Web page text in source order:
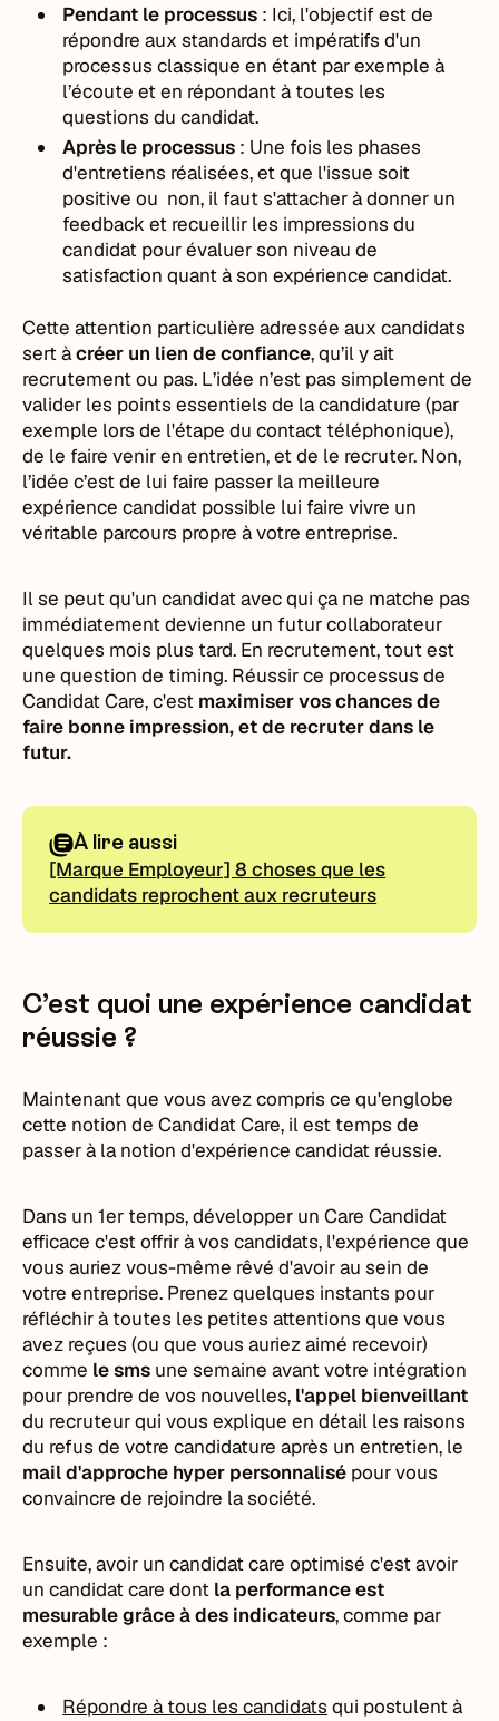
Pendant le processus : Ici, l'objectif est de
répondre aux standards et impératifs d'un
processus classique en étant par exemple à
l’écoute et en répondant à toutes les
questions du candidat.
Après le processus : Une fois les phases
d'entretiens réalisées, et que l'issue soit
positive ou non, il faut s'attacher à donner un
feedback et recueillir les impressions du
candidat pour évaluer son niveau de
satisfaction quant à son expérience candidat.
Cette attention particulière adressée aux candidats
sert àcréer un lien de confiance, qu’il y ait
recrutement ou pas. L’idée n’est pas simplement de
valider les points essentiels de la candidature (par
exemple lors de l'étape du contact téléphonique),
de le faire venir en entretien, et de le recruter. Non,
l’idée c’est de lui faire passer la meilleure
expérience candidat possible lui faire vivre un
véritable parcours propre à votre entreprise.
Il se peut qu'un candidat avec qui ça ne matche pas
immédiatement devienne un futur collaborateur
quelques mois plus tard. En recrutement, tout est
une question de timing. Réussir ce processus de
Candidat Care, c'est maximiser vos chances de
faire bonne impression, et de recruter dans le
futur.
À lire aussi
[Marque Employeur] 8 choses que les
candidats reprochent aux recruteurs
C’est quoi une expérience candidat
réussie ?
Maintenant que vous avez compris ce qu'englobe
cette notion de Candidat Care, il est temps de
passer à la notion d'expérience candidat réussie.
Dans un 1er temps, développer un Care Candidat
efficace c'est offrir à vos candidats, l'expérience que
vous auriez vous-même rêvé d'avoir au sein de
votre entreprise. Prenez quelques instants pour
réfléchir à toutes les petites attentions que vous
avez reçues (ou que vous auriez aimé recevoir)
comme le sms une semaine avant votre intégration
pour prendre de vos nouvelles, l'appel bienveillant
du recruteur qui vous explique en détail les raisons
du refus de votre candidature après un entretien, le
mail d'approche hyper personnalisé pour vous
convaincre de rejoindre la société.
Ensuite, avoir un candidat care optimisé c'est avoir
un candidat care dont la performance est
mesurable grâce à des indicateurs, comme par
exemple :
Répondre à tous les candidats qui postulent à